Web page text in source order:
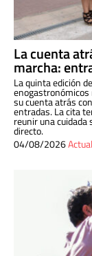
La cuenta
marcha:
La quinta edición
enogastronómicos
su cuenta atrás
entradas. La cita
reunir una
directo.
04/08/2026